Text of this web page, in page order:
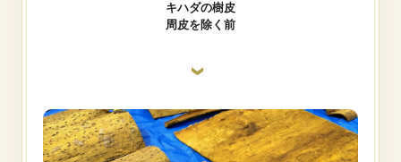
キハダの樹皮
周皮を除く前
›